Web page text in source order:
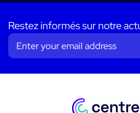
Restez informés sur notre